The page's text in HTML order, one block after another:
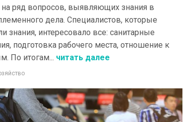
на ряд вопросов, выявляющих знания в
дела. Специалистов, которые
знания, интересовало все: санитарные
подготовка рабочего места, отношение к
По итогам... читать далее